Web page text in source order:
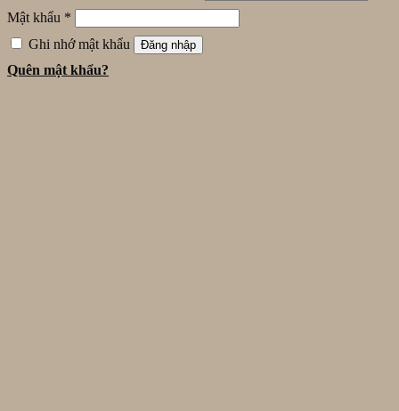
Mật khẩu *
Ghi nhớ mật khẩu
Đăng nhập
Quên mật khẩu?